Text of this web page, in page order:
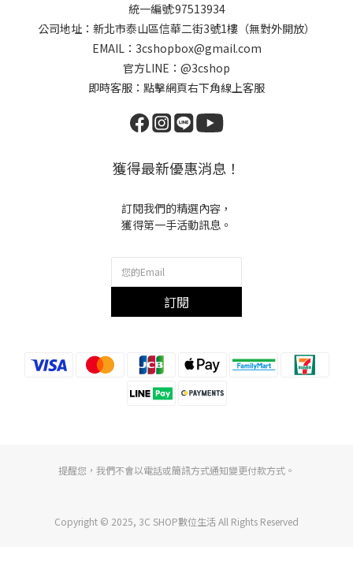
統一編號:97513934
公司地址：新北市泰山區信華二街3號1樓（無對外開放）
EMAIL：3cshopbox@gmail.com
官方LINE：@3cshop
即時客服：點擊網頁右下角線上客服
獲得最新優惠消息！
訂閱我們的精選內容，
獲得第一手活動訊息。
訂閱
提醒您，我們不會以電話或簡訊方式通知變更付款方式。
Copyright © 2025, 3C SHOP數位生活 All Rights Reserved